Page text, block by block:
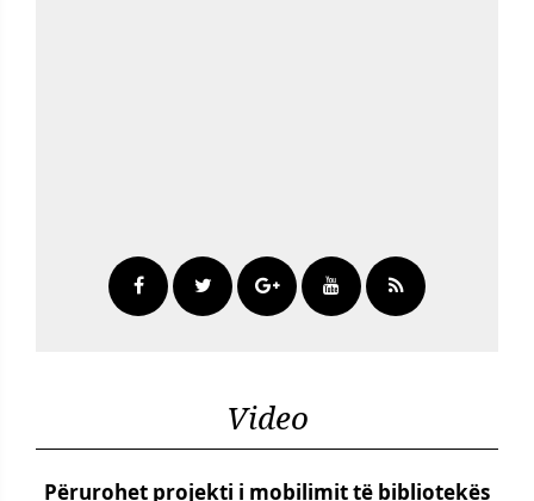
Video
Përurohet projekti i mobilimit të bibliotekës